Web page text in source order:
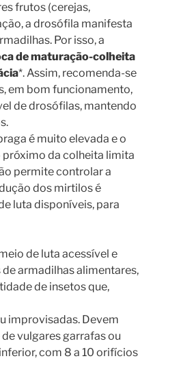
frutos (cerejas,
a drosófila manifesta
Por isso, a
de maturação-colheita
*. Assim, recomenda-se
em bom funcionamento,
de drosófilas, mantendo
é muito elevada e o
da colheita limita
permite controlar a
dos mirtilos é
luta disponíveis, para
de luta acessível e
armadilhas alimentares,
de insetos que,
improvisadas. Devem
vulgares garrafas ou
com 8 a 10 orifícios